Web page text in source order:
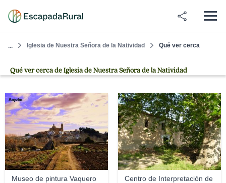
... Iglesia de Nuestra Señora de la Natividad Qué ver cerca
Qué ver cerca de Iglesia de Nuestra Señora de la Natividad
Museo de pintura Vaquero
Anjolm
Centro de Interpretación de
Anjolm